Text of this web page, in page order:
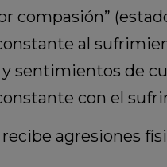
compasión”
al
sentimientos de
con el
agresiones